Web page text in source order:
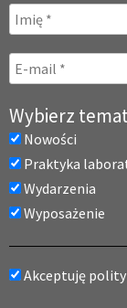
Wybierz
Nowości
Praktyka
Wydarzenia
Wyposażenie
Akceptuję